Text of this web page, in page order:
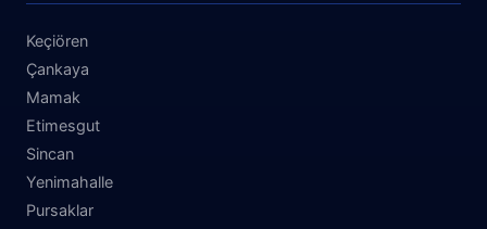
Keçiören
Çankaya
Mamak
Etimesgut
Sincan
Yenimahalle
Pursaklar